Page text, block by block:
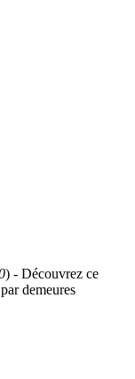
) - Découvrez ce
demeures